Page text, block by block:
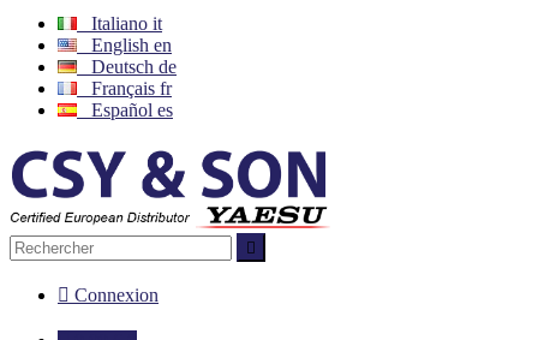
Italiano it
English en
Deutsch de
Français fr
Español es

 Connexion